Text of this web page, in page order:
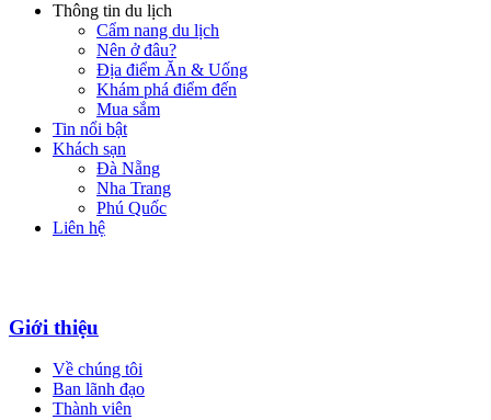
Thông tin du lịch
Cẩm nang du lịch
Nên ở đâu?
Địa điểm Ăn & Uống
Khám phá điểm đến
Mua sắm
Tin nổi bật
Khách sạn
Đà Nẵng
Nha Trang
Phú Quốc
Liên hệ
Giới thiệu
Về chúng tôi
Ban lãnh đạo
Thành viên